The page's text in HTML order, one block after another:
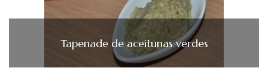
Tapenade de aceitunas verdes